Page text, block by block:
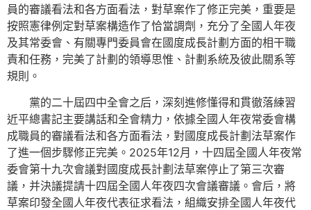
員的審議看法和各方面看法，對草案作了修正完美，重要是
按照憲律例定對草案構造作了恰當調劑，充分了全國人年夜
及其常委會、有關專門委員會在國度成長計劃方面的相干職
責和任務，完美了計劃的領導思惟、計劃系統及彼此關系等
規則。
黨的二十屆四中全會之后，深刻進修懂得和貫徹落練習
近平總書記主要講話和全會精力，依據全國人年夜常委會構
成職員的審議看法和各方面看法，對國度成長計劃法草案作
了進一個步驟修正完美。2025年12月，十四屆全國人年夜常
委會第十九次會議對國度成長計劃法草案停止了第三次審
議，并決議提請十四屆全國人年夜四次會議審議。會后，將
草案印發全國人年夜代表征求看法，組織安排全國人年夜代